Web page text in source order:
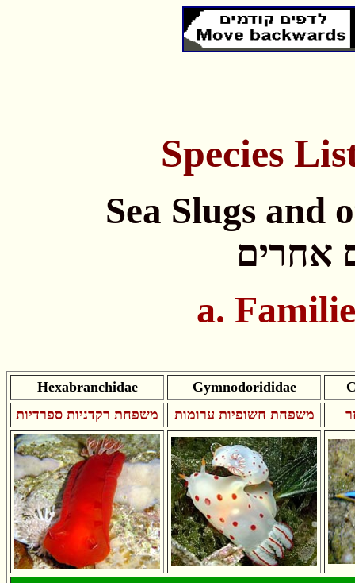
Species
Sea Slugs and
אחרים
Hexabranchidae Gymnodorididae
משפחת רקדניות ספרדיות
משפחת חשופיות ערומות